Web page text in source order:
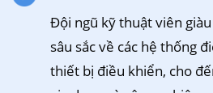
Đội ngũ kỹ thuật viên
sâu sắc về các hệ thống
thiết bị điều khiển, cho